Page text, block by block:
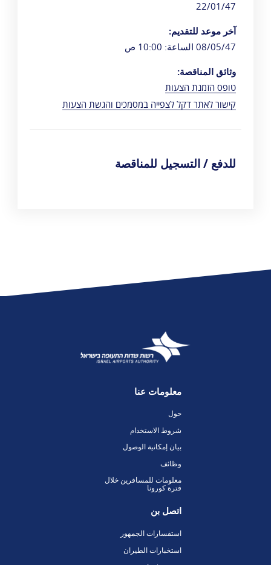
22/01/47
آخر موعد للتقديم:
08/05/47 الساعة: 10:00 ص
وثائق المناقصة:
טופס הזמנת הצעות
קישור לאתר דקל לצפייה במסמכים והגשת הצעות
للدفع / التسجيل للمناقصة
معلومات عنا
حول
شروط الاستخدام
بيان إمكانية الوصول
وظائف
معلومات للمسافرين خلال
فترة كورونا
اتصل بن
استفسارات الجمهور
استخبارات الطيران